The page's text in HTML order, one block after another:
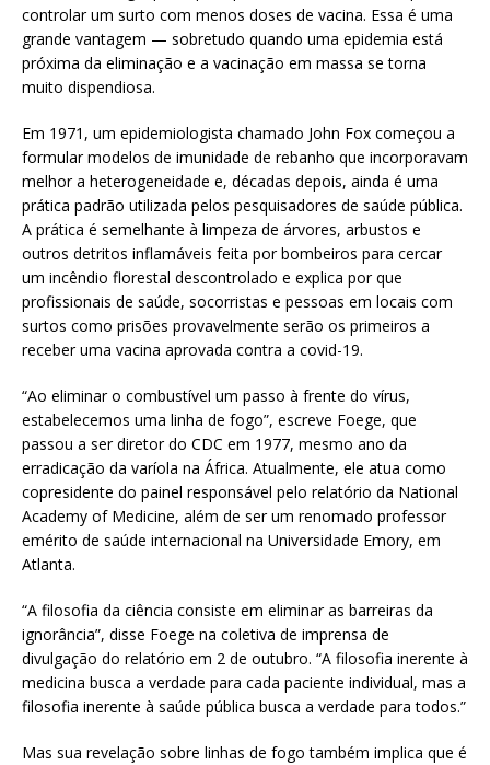
controlar um surto com menos doses de vacina. Essa é uma
grande vantagem — sobretudo quando uma epidemia está
próxima da eliminação e a vacinação em massa se torna
muito dispendiosa.
Em 1971, um epidemiologista chamado John Fox começou a
formular modelos de imunidade de rebanho que incorporavam
melhor a heterogeneidade e, décadas depois, ainda é uma
prática padrão utilizada pelos pesquisadores de saúde pública.
A prática é semelhante à limpeza de árvores, arbustos e
outros detritos inflamáveis feita por bombeiros para cercar
um incêndio florestal descontrolado e explica por que
profissionais de saúde, socorristas e pessoas em locais com
surtos como prisões provavelmente serão os primeiros a
receber uma vacina aprovada contra a covid-19.
“Ao eliminar o combustível um passo à frente do vírus,
estabelecemos uma linha de fogo”, escreve Foege, que
passou a ser diretor do CDC em 1977, mesmo ano da
erradicação da varíola na África. Atualmente, ele atua como
copresidente do painel responsável pelo relatório da National
Academy of Medicine, além de ser um renomado professor
emérito de saúde internacional na Universidade Emory, em
Atlanta.
“A filosofia da ciência consiste em eliminar as barreiras da
ignorância”, disse Foege na coletiva de imprensa de
divulgação do relatório em 2 de outubro. “A filosofia inerente à
medicina busca a verdade para cada paciente individual, mas a
filosofia inerente à saúde pública busca a verdade para todos.”
Mas sua revelação sobre linhas de fogo também implica que é